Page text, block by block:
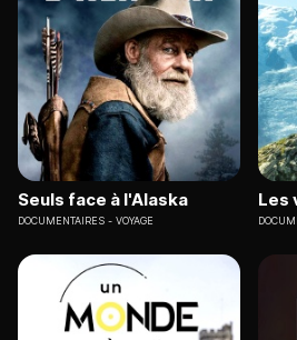
Seuls face à l'Alaska
DOCUMENTAIRES VOYAGE
Les